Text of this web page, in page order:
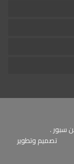
تصميم وتطوير